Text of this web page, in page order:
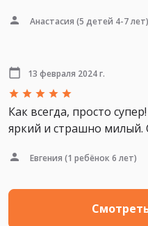
Анастасия (5 детей 4-7 лет)
13 февраля 2024 г.
Как всегда, просто
яркий и страшно милый.
Евгения (1 ребёнок 6 лет)